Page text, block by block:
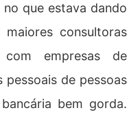
que estava dando
consultoras
com empresas de
de pessoas
bem gorda.